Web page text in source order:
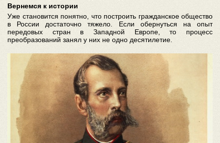
Вернемся к истории
Уже становится понятно, что построить гражданское общество
в России достаточно тяжело. Если обернуться на опыт
передовых стран в Западной Европе, то процесс
преобразований занял у них не одно десятилетие.